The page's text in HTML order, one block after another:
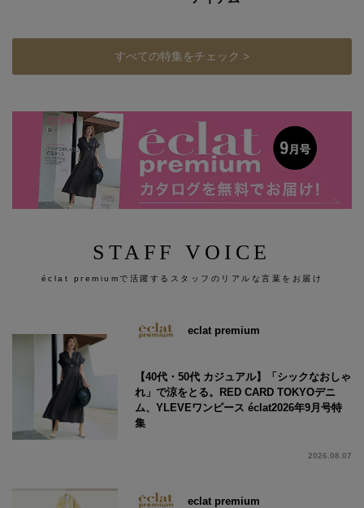
すべての特集をチェック >
STAFF VOICE
éclat premiumで活躍するスタッフのリアルな言葉をお届け
eclat premium
【40代・50代 カジュアル】「シックなおしゃ
れ」で涼をとる。RED CARD TOKYOデニ
ム、YLEVEワンピース éclat2026年9月号特
集
2026.08.07
eclat premium